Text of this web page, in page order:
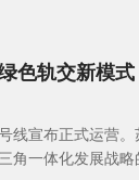
色轨交新模
线宣布正式运营
角一体化发展战